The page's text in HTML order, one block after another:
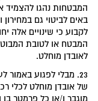
המבטחות נהגו להצמיד
באים לביטוי גם
לקבוע כי שינויים אלה
המבטח או לטובת
לאובדן מוחלט.
23. מבלי לפגוע באמור
של אובדן מוחלט לכלי
מוגבר ו/או כל פרמטר